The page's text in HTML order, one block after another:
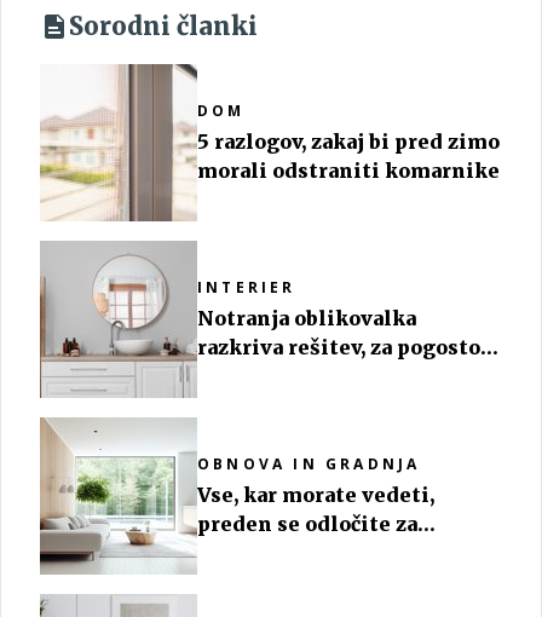
Sorodni članki
DOM
5 razlogov, zakaj bi pred zimo
morali odstraniti komarnike
INTERIER
Notranja oblikovalka
razkriva rešitev, za pogosto
OBNOVA IN GRADNJA
Vse, kar morate vedeti,
preden se odločite za